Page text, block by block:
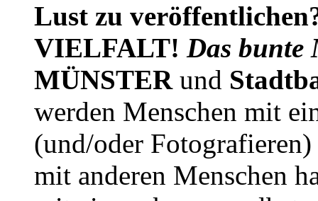
Lust zu
VIELFALT! Das bunte
MÜNSTERund
werden Menschen mit
(und/oder
mit anderen Menschen